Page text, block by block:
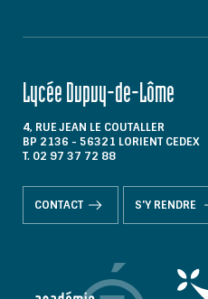
Lycée Dupuy-de-Lôme
4, RUE JEAN LE COUTALLER
BP 2136 - 56321 LORIENT CEDEX
T. 02 97 37 72 88
CONTACT S'Y RENDRE